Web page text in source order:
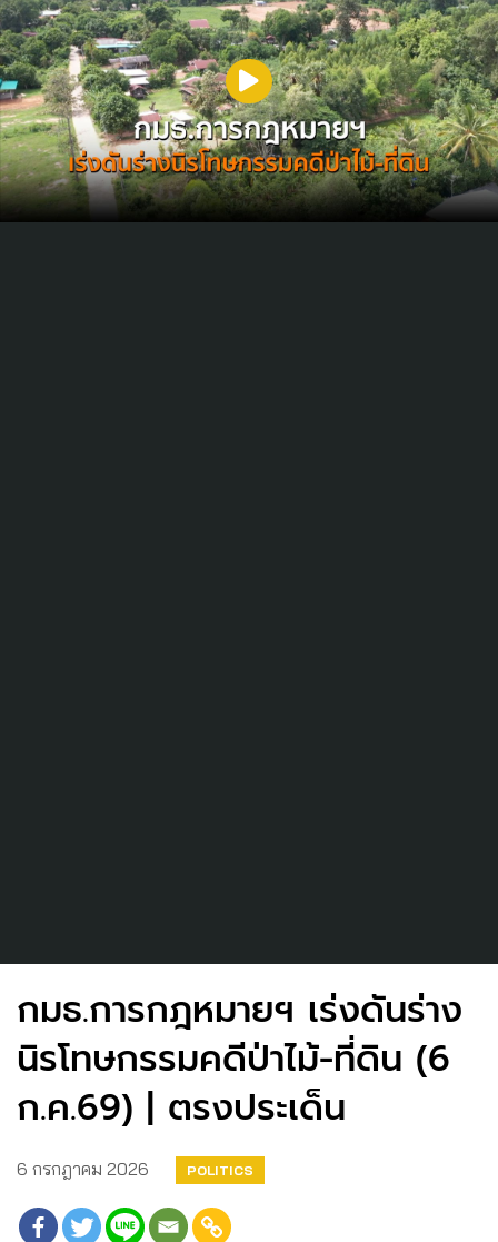
กมธ.การกฎหมายฯ เร่งดันร่าง
นิรโทษกรรมคดีป่าไม้-ที่ดิน (6
ก.ค.69) | ตรงประเด็น
6 กรกฎาคม 2026 POLITICS